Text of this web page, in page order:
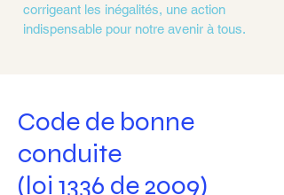
corrigeant les inégalités, une action
indispensable pour notre avenir à tous.
Code de bonne
conduite
(loi 1336 de 2009)